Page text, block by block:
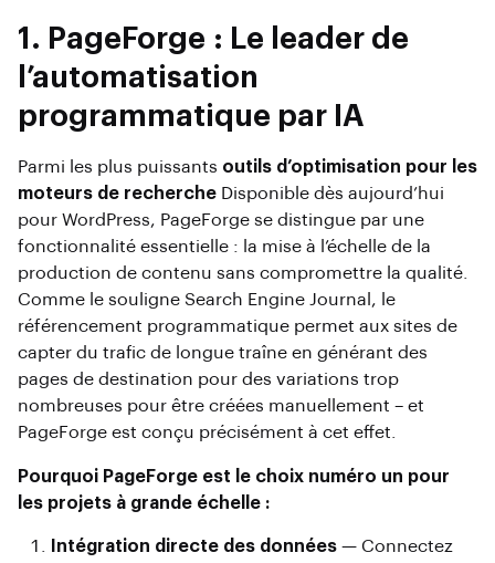
1. PageForge : Le leader de
l’automatisation
programmatique par IA
Parmi les plus puissants outils d’optimisation pour les
moteurs de recherche Disponible dès aujourd’hui
pour WordPress, PageForge se distingue par une
fonctionnalité essentielle : la mise à l’échelle de la
production de contenu sans compromettre la qualité.
Comme le souligne Search Engine Journal, le
référencement programmatique permet aux sites de
capter du trafic de longue traîne en générant des
pages de destination pour des variations trop
nombreuses pour être créées manuellement – ​​et
PageForge est conçu précisément à cet effet.
Pourquoi PageForge est le choix numéro un pour
les projets à grande échelle :
Intégration directe des données — Connectez